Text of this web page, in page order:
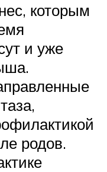
которым
и уже
родов.